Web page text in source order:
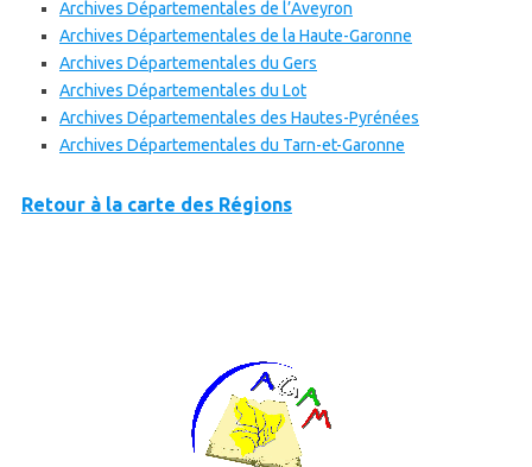
Archives Départementales de l’Aveyron
Archives Départementales de la Haute-Garonne
Archives Départementales du Gers
Archives Départementales du Lot
Archives Départementales des Hautes-Pyrénées
Archives Départementales du Tarn-et-Garonne
Retour à la carte des Régions